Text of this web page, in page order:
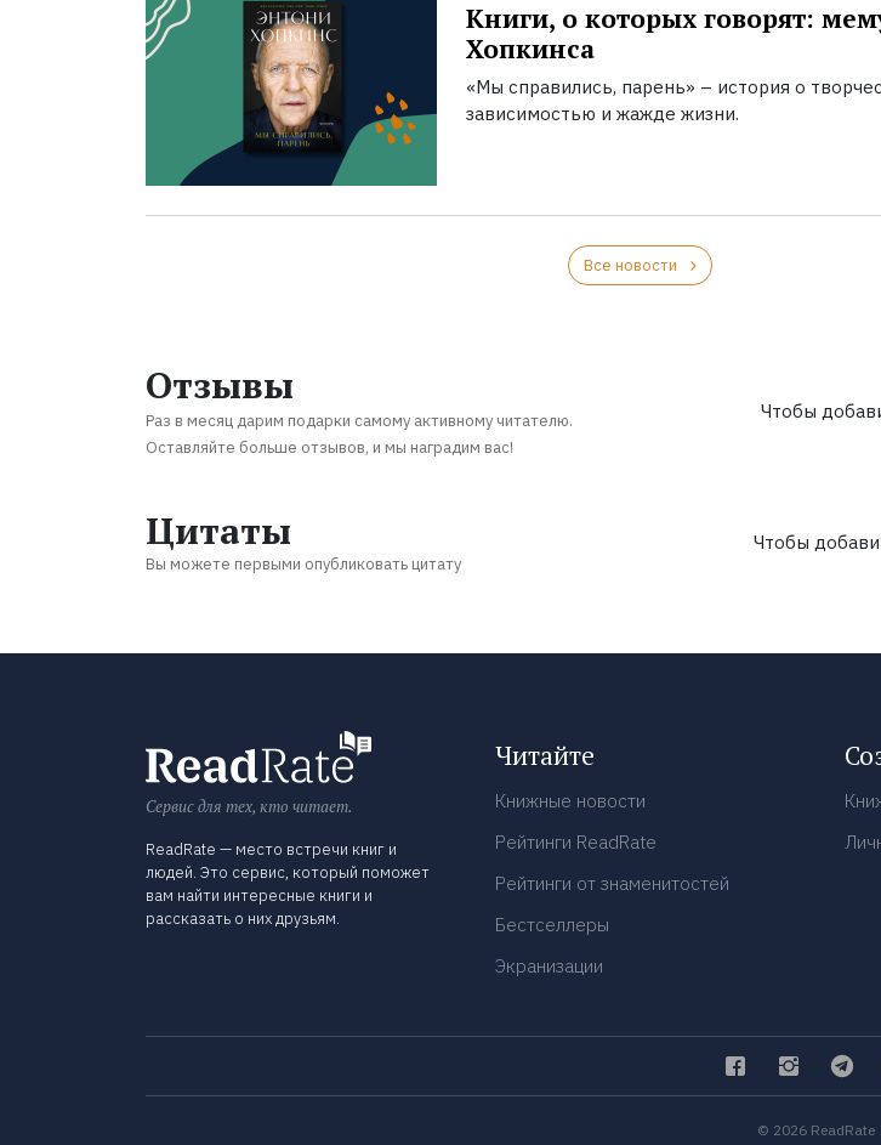
Книги, о которых говорят:
Хопкинса
«Мы справились, парень» – история о
зависимостью и жажде жизни.
Все новости
Отзывы
Раз в месяц дарим подарки самому активному читателю.
Оставляйте больше отзывов, и мы наградим вас!
Чтобы
Цитаты
Вы можете первыми опубликовать цитату
Чтобы
Сервис для тех, кто читает.
ReadRate — место встречи книг и
людей. Это сервис, который поможет
вам найти интересные книги и
рассказать о них друзьям.
Читайте
Книжные новости
Рейтинги ReadRate
Рейтинги от знаменитостей
Бестселлеры
Экранизации
© 2026 ReadRate